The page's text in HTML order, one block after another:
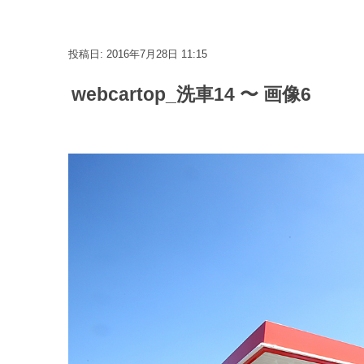
投稿日: 2016年7月28日 11:15
webcartop_洗車14 〜 画像6